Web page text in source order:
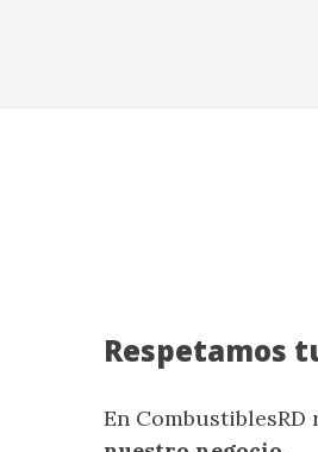
Respetamos
En